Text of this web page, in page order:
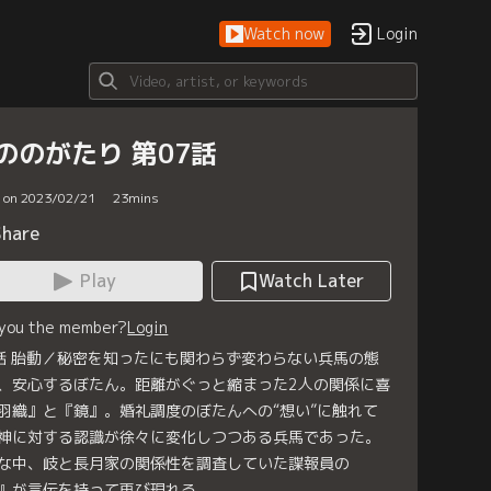
Watch now Login
のがたり 第07話
2023/02/21 23mins
Play
Watch Later
the member?Login
胎動／秘密を知ったにも関わらず変わらない兵馬の態
安心するぼたん。距離がぐっと縮まった2人の関係に喜
織』と『鏡』。婚礼調度のぼたんへの“想い”に触れて
に対する認識が徐々に変化しつつある兵馬であった。
中、岐と長月家の関係性を調査していた諜報員の